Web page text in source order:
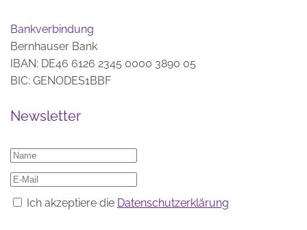
Bankverbindung
Bernhauser Bank
IBAN: DE46 6126 2345 0000 3890 05
BIC: GENODES1BBF
Newsletter
Ich akzeptiere die Datenschutzerklärung